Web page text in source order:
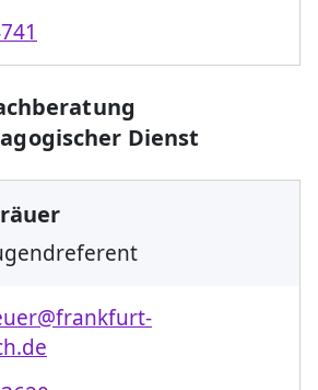
Dienst